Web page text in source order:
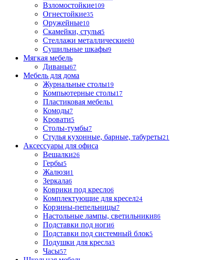
Взломостойкие109
Огнестойкие35
Оружейные10
Скамейки, стулья5
Стеллажи металлические80
Сушильные шкафы9
Мягкая мебель
Диваны67
Мебель для дома
Журнальные столы19
Компьютерные столы17
Пластиковая мебель1
Комоды7
Кровати5
Столы-тумбы7
Стулья кухонные, барные, табуреты21
Аксессуары для офиса
Вешалки26
Гербы5
Жалюзи1
Зеркала6
Коврики под кресло6
Комплектующие для кресел24
Корзины-пепельницы7
Настольные лампы, светильники86
Подставки под ноги6
Подставки под системный блок5
Подушки для кресла3
Часы57